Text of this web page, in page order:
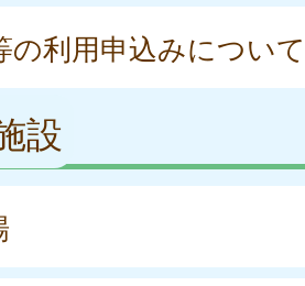
の利用申込みについて
設